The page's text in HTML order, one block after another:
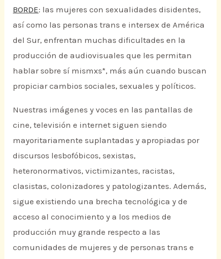
BORDE: las mujeres con sexualidades disidentes,
así como las personas trans e intersex de América
del Sur, enfrentan muchas dificultades en la
producción de audiovisuales que les permitan
hablar sobre sí mismxs*, más aún cuando buscan
propiciar cambios sociales, sexuales y políticos.
Nuestras imágenes y voces en las pantallas de
cine, televisión e internet siguen siendo
mayoritariamente suplantadas y apropiadas por
discursos lesbofóbicos, sexistas,
heteronormativos, victimizantes, racistas,
clasistas, colonizadores y patologizantes. Además,
sigue existiendo una brecha tecnológica y de
acceso al conocimiento y a los medios de
producción muy grande respecto a las
comunidades de mujeres y de personas trans e